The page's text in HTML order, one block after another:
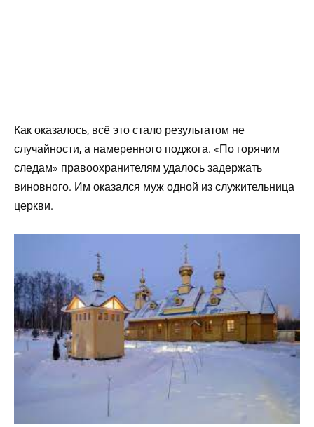
Как оказалось, всё это стало результатом не
случайности, а намеренного поджога. «По горячим
следам» правоохранителям удалось задержать
виновного. Им оказался муж одной из служительница
церкви.